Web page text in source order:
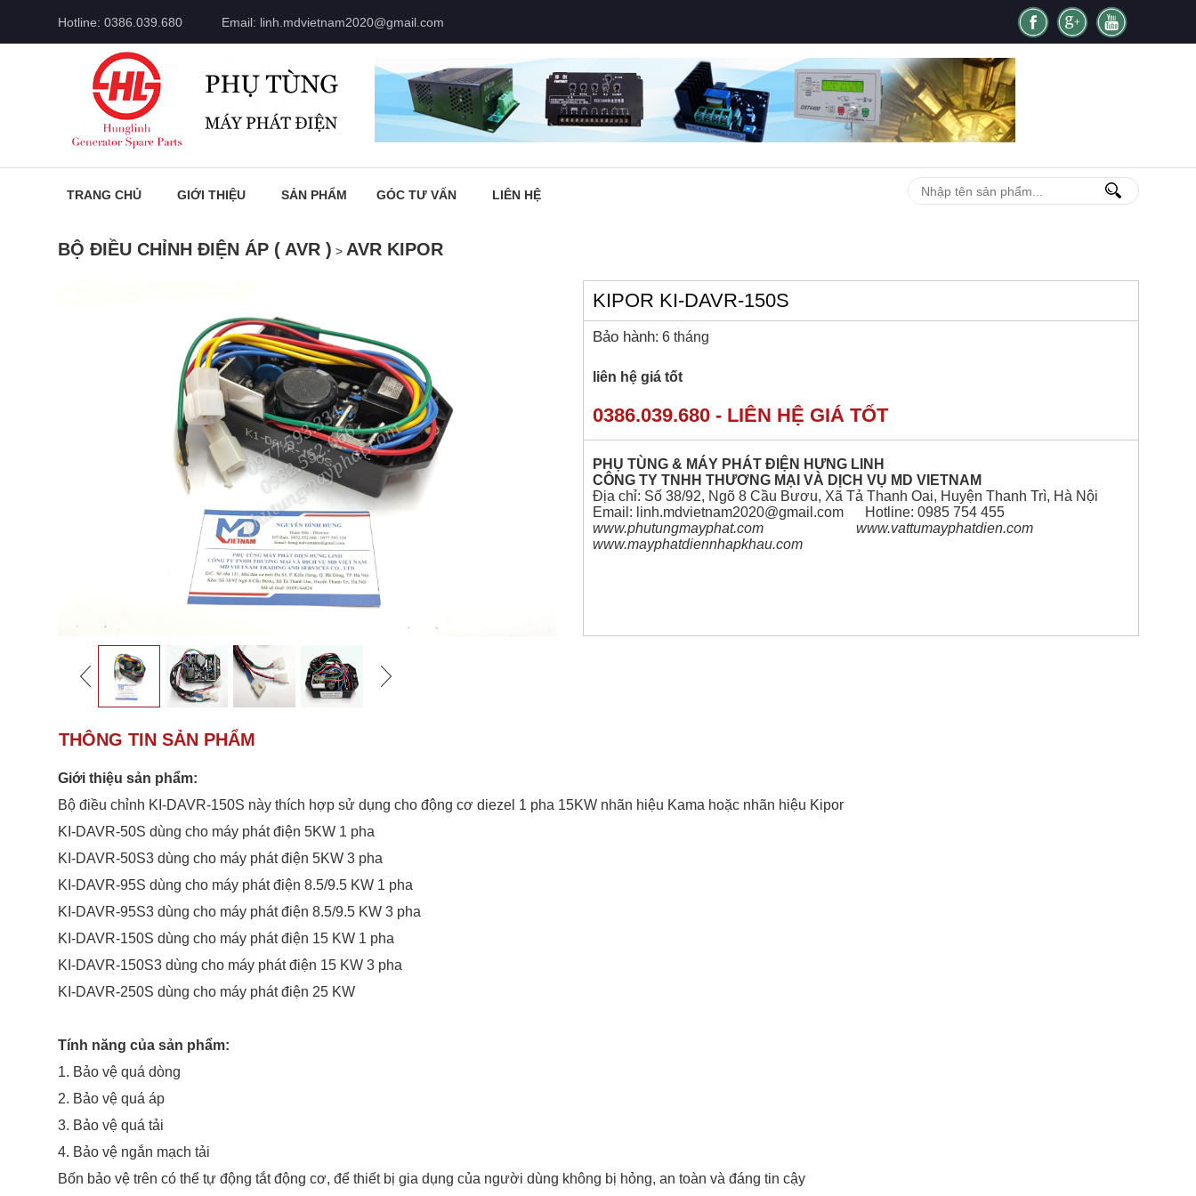
Hotline: 0386.039.680 Email: linh.mdvietnam2020@gmail.com
TRANG CHỦ GIỚI THIỆU SẢN PHẨM GÓC TƯ VẤN LIÊN HỆ
BỘ ĐIỀU CHỈNH ĐIỆN ÁP ( AVR ) > AVR KIPOR
KIPOR KI-DAVR-150S
Bảo hành: 6 tháng
liên hệ giá tốt
0386.039.680 - LIÊN HỆ GIÁ TỐT
PHỤ TÙNG & MÁY PHÁT ĐIỆN HƯNG LINH
CÔNG TY TNHH THƯƠNG MẠI VÀ DỊCH VỤ MD VIETNAM
Địa chỉ: Số 38/92, Ngõ 8 Cầu Bươu, Xã Tả Thanh Oai, Huyện Thanh Trì, Hà Nội
Email: linh.mdvietnam2020@gmail.com Hotline: 0985 754 455
www.phutungmayphat.com www.vattumayphatdien.com
www.mayphatdiennhapkhau.com
THÔNG TIN SẢN PHẨM
Giới thiệu sản phẩm:
Bộ điều chỉnh KI-DAVR-150S này thích hợp sử dụng cho động cơ diezel 1 pha 15KW nhãn hiệu Kama hoặc nhãn hiệu Kipor
KI-DAVR-50S dùng cho máy phát điện 5KW 1 pha
KI-DAVR-50S3 dùng cho máy phát điện 5KW 3 pha
KI-DAVR-95S dùng cho máy phát điện 8.5/9.5 KW 1 pha
KI-DAVR-95S3 dùng cho máy phát điện 8.5/9.5 KW 3 pha
KI-DAVR-150S dùng cho máy phát điện 15 KW 1 pha
KI-DAVR-150S3 dùng cho máy phát điện 15 KW 3 pha
KI-DAVR-250S dùng cho máy phát điện 25 KW
Tính năng của sản phẩm:
1. Bảo vệ quá dòng
2. Bảo vệ quá áp
3. Bảo vệ quá tải
4. Bảo vệ ngắn mạch tải
Bốn bảo vệ trên có thể tự động tắt động cơ, để thiết bị gia dụng của người dùng không bị hỏng, an toàn và đáng tin cậy